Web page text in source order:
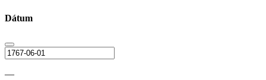
Dátum
—